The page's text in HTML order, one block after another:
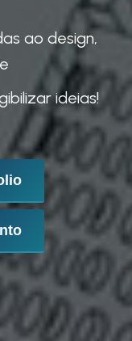
ao design,
ideias!